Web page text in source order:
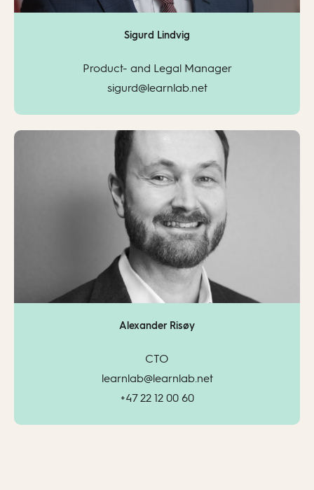
Sigurd Lindvig
Product- and Legal Manager
sigurd@learnlab.net
Alexander Risøy
CTO
learnlab@learnlab.net
+47 22 12 00 60